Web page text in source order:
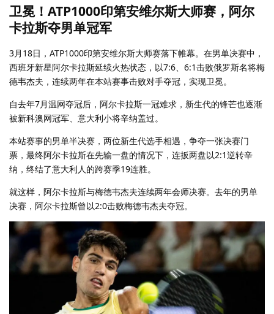
卫冕！ATP1000印第安维尔斯大师赛，阿尔
卡拉斯夺男单冠军
3月18日，ATP1000印第安维尔斯大师赛落下帷幕。在男单决赛中，
西班牙新星阿尔卡拉斯延续火热状态，以7:6、6:1击败俄罗斯名将梅
德韦杰夫，连续两年在本站赛事击败对手夺冠，实现卫冕。
自去年7月温网夺冠后，阿尔卡拉斯一冠难求，新生代的锋芒也逐渐
被新科澳网冠军、意大利小将辛纳盖过。
本站赛事的男单半决赛，两位新生代选手相遇，争夺一张决赛门
票，最终阿尔卡拉斯在先输一盘的情况下，连扳两盘以2:1逆转辛
纳，终结了意大利人的跨赛季19连胜。
就这样，阿尔卡拉斯与梅德韦杰夫连续两年会师决赛。去年的男单
决赛，阿尔卡拉斯曾以2:0击败梅德韦杰夫夺冠。